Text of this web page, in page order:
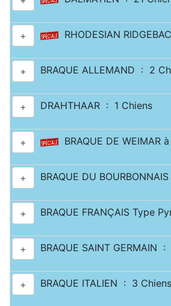
+ RHODESIAN
+ BRAQUE ALLEMAND : 2
+ DRAHTHAAR : 1 Chiens
+ BRAQUE DE
+ BRAQUE DU
+ BRAQUE FRANÇAIS Type
+ BRAQUE SAINT GERMAIN :
+ BRAQUE ITALIEN : 3 Chiens